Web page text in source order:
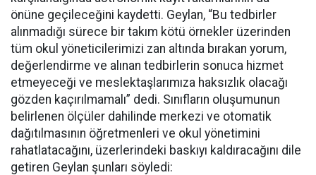
önüne geçileceğini kaydetti. Geylan, “Bu tedbirler
alınmadığı sürece bir takım kötü örnekler üzerinden
tüm okul yöneticilerimizi zan altında bırakan yorum,
değerlendirme ve alınan tedbirlerin sonuca hizmet
etmeyeceği ve meslektaşlarımıza haksızlık olacağı
gözden kaçırılmamalı” dedi. Sınıfların oluşumunun
belirlenen ölçüler dahilinde merkezi ve otomatik
dağıtılmasının öğretmenleri ve okul yönetimini
rahatlatacağını, üzerlerindeki baskıyı kaldıracağını dile
getiren Geylan şunları söyledi: